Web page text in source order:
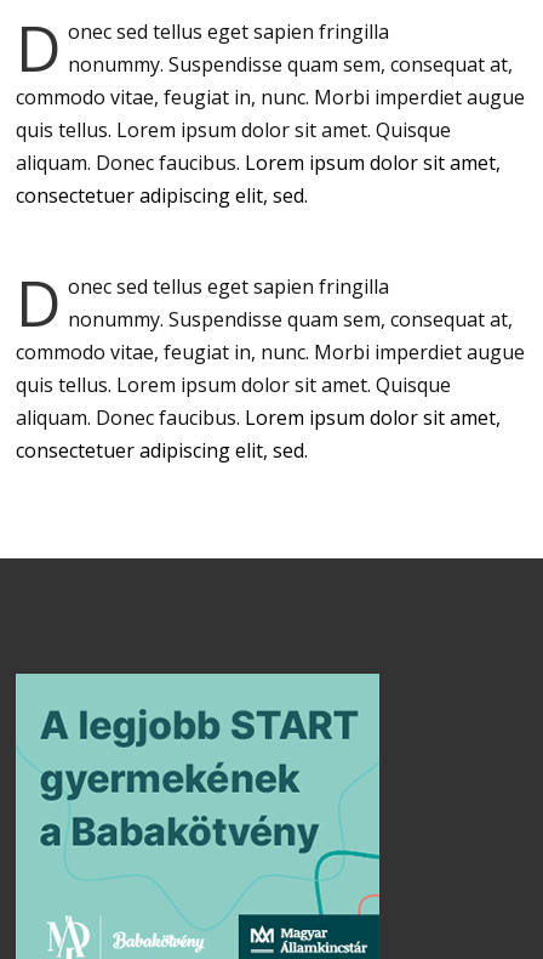
D onec sed tellus eget sapien fringilla
nonummy.Suspendisse quam sem, consequat at,
commodo vitae, feugiat in, nunc. Morbi imperdiet augue
quis tellus. Lorem ipsum dolor sit amet. Quisque
aliquam. Donec faucibus. Lorem ipsum dolor sit amet,
consectetuer adipiscing elit, sed.
D onec sed tellus eget sapien fringilla
nonummy.Suspendisse quam sem, consequat at,
commodo vitae, feugiat in, nunc. Morbi imperdiet augue
quis tellus. Lorem ipsum dolor sit amet. Quisque
aliquam. Donec faucibus. Lorem ipsum dolor sit amet,
consectetuer adipiscing elit, sed.